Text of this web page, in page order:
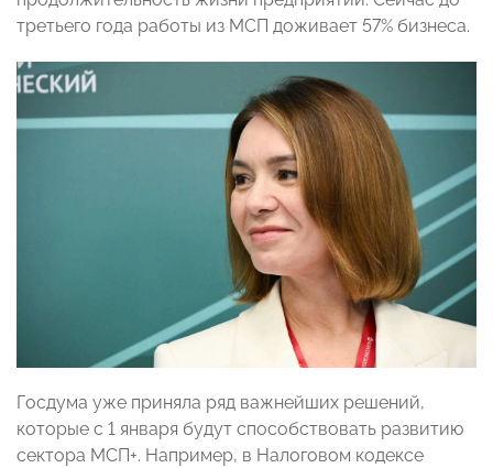
третьего года работы из МСП доживает 57% бизнеса.
Госдума уже приняла ряд важнейших решений,
которые с 1 января будут способствовать развитию
сектора МСП+. Например, в Налоговом кодексе